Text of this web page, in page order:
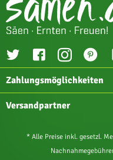
Zahlungsmöglichkeiten
Versandpartner
* Alle Preise inkl. gesetzl.